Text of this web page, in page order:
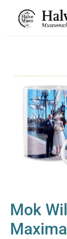
Mok